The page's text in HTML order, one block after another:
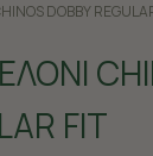
DOBBY
FIT